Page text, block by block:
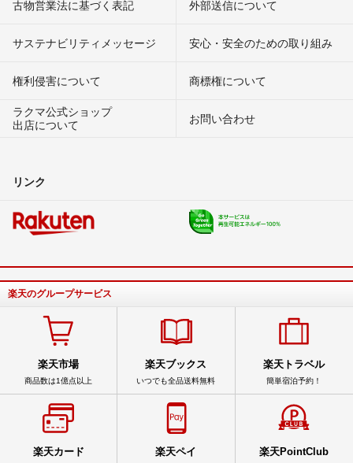
古物営業法に基づく表記 外部送信について
サステナビリティメッセージ 安心・安全のための取り組み
権利侵害について
商標権について
ラクマ公式ショップ
出店について
お問い合わせ
リンク
楽天のグループサービス
楽天市場
商品数は1億点以上
楽天ブックス
いつでも全品送料無料
楽天トラベル
簡単宿泊予約！
楽天カード 楽天ペイ 楽天PointClub